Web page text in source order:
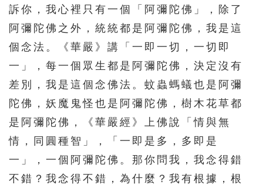
訴你，我心裡只有一個「阿彌陀佛」，除了
阿彌陀佛之外，統統都是阿彌陀佛，我是這
個念法。《華嚴》講「一即一切，一切即
一」，每一個眾生都是阿彌陀佛，決定沒有
差別，我是這個念佛法。蚊蟲螞蟻也是阿彌
陀佛，妖魔鬼怪也是阿彌陀佛，樹木花草都
是阿彌陀佛，《華嚴經》上佛說「情與無
情，同圓種智」，「一即是多，多即是
一」，一個阿彌陀佛。那你問我，我念得錯
不錯？我念得不錯，為什麼？我有根據，根